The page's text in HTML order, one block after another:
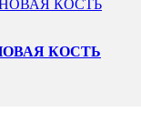
КОСТЬ